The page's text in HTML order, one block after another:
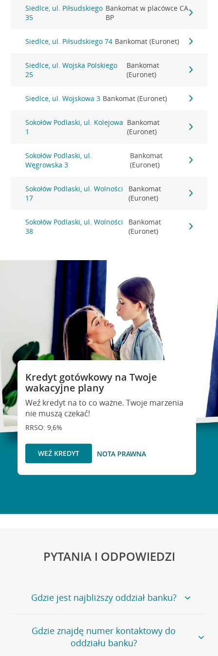
Siedlce, ul. Piłsudskiego
35
Bankomat w placówce CA
BP
Siedlce, ul. Piłsudskiego 74 Bankomat (Euronet)
Siedlce, ul. Wojska Polskiego
25
Bankomat
(Euronet)
Siedlce, ul. Wojskowa 3 Bankomat (Euronet)
Sokołów Podlaski, ul. Kolejowa
1
Bankomat
(Euronet)
Sokołów Podlaski, ul.
Węgrowska 3
Bankomat
(Euronet)
Sokołów Podlaski, ul. Wolności
17
Bankomat
(Euronet)
Sokołów Podlaski, ul. Wolności
38
Bankomat
(Euronet)
Kredyt gotówkowy na Twoje
wakacyjne plany
Weź kredyt na to co ważne. Twoje marzenia
nie muszą czekać!
RRSO: 9,6%
WEŹ KREDYT NOTA PRAWNA
PYTANIA I ODPOWIEDZI
Gdzie jest najbliższy oddział banku?
Jeśli szukasz oddziału naszego banku, zapraszamy na
stronęPlacówki i bankomaty, na której znajduje się
wygodna wyszukiwarka.
Gdzie znajdę numer kontaktowy do
oddziału banku?